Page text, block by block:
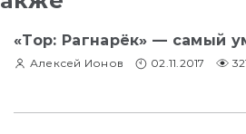
«Тор: Рагнарёк» — самый
Алексей Ионов 02.11.2017